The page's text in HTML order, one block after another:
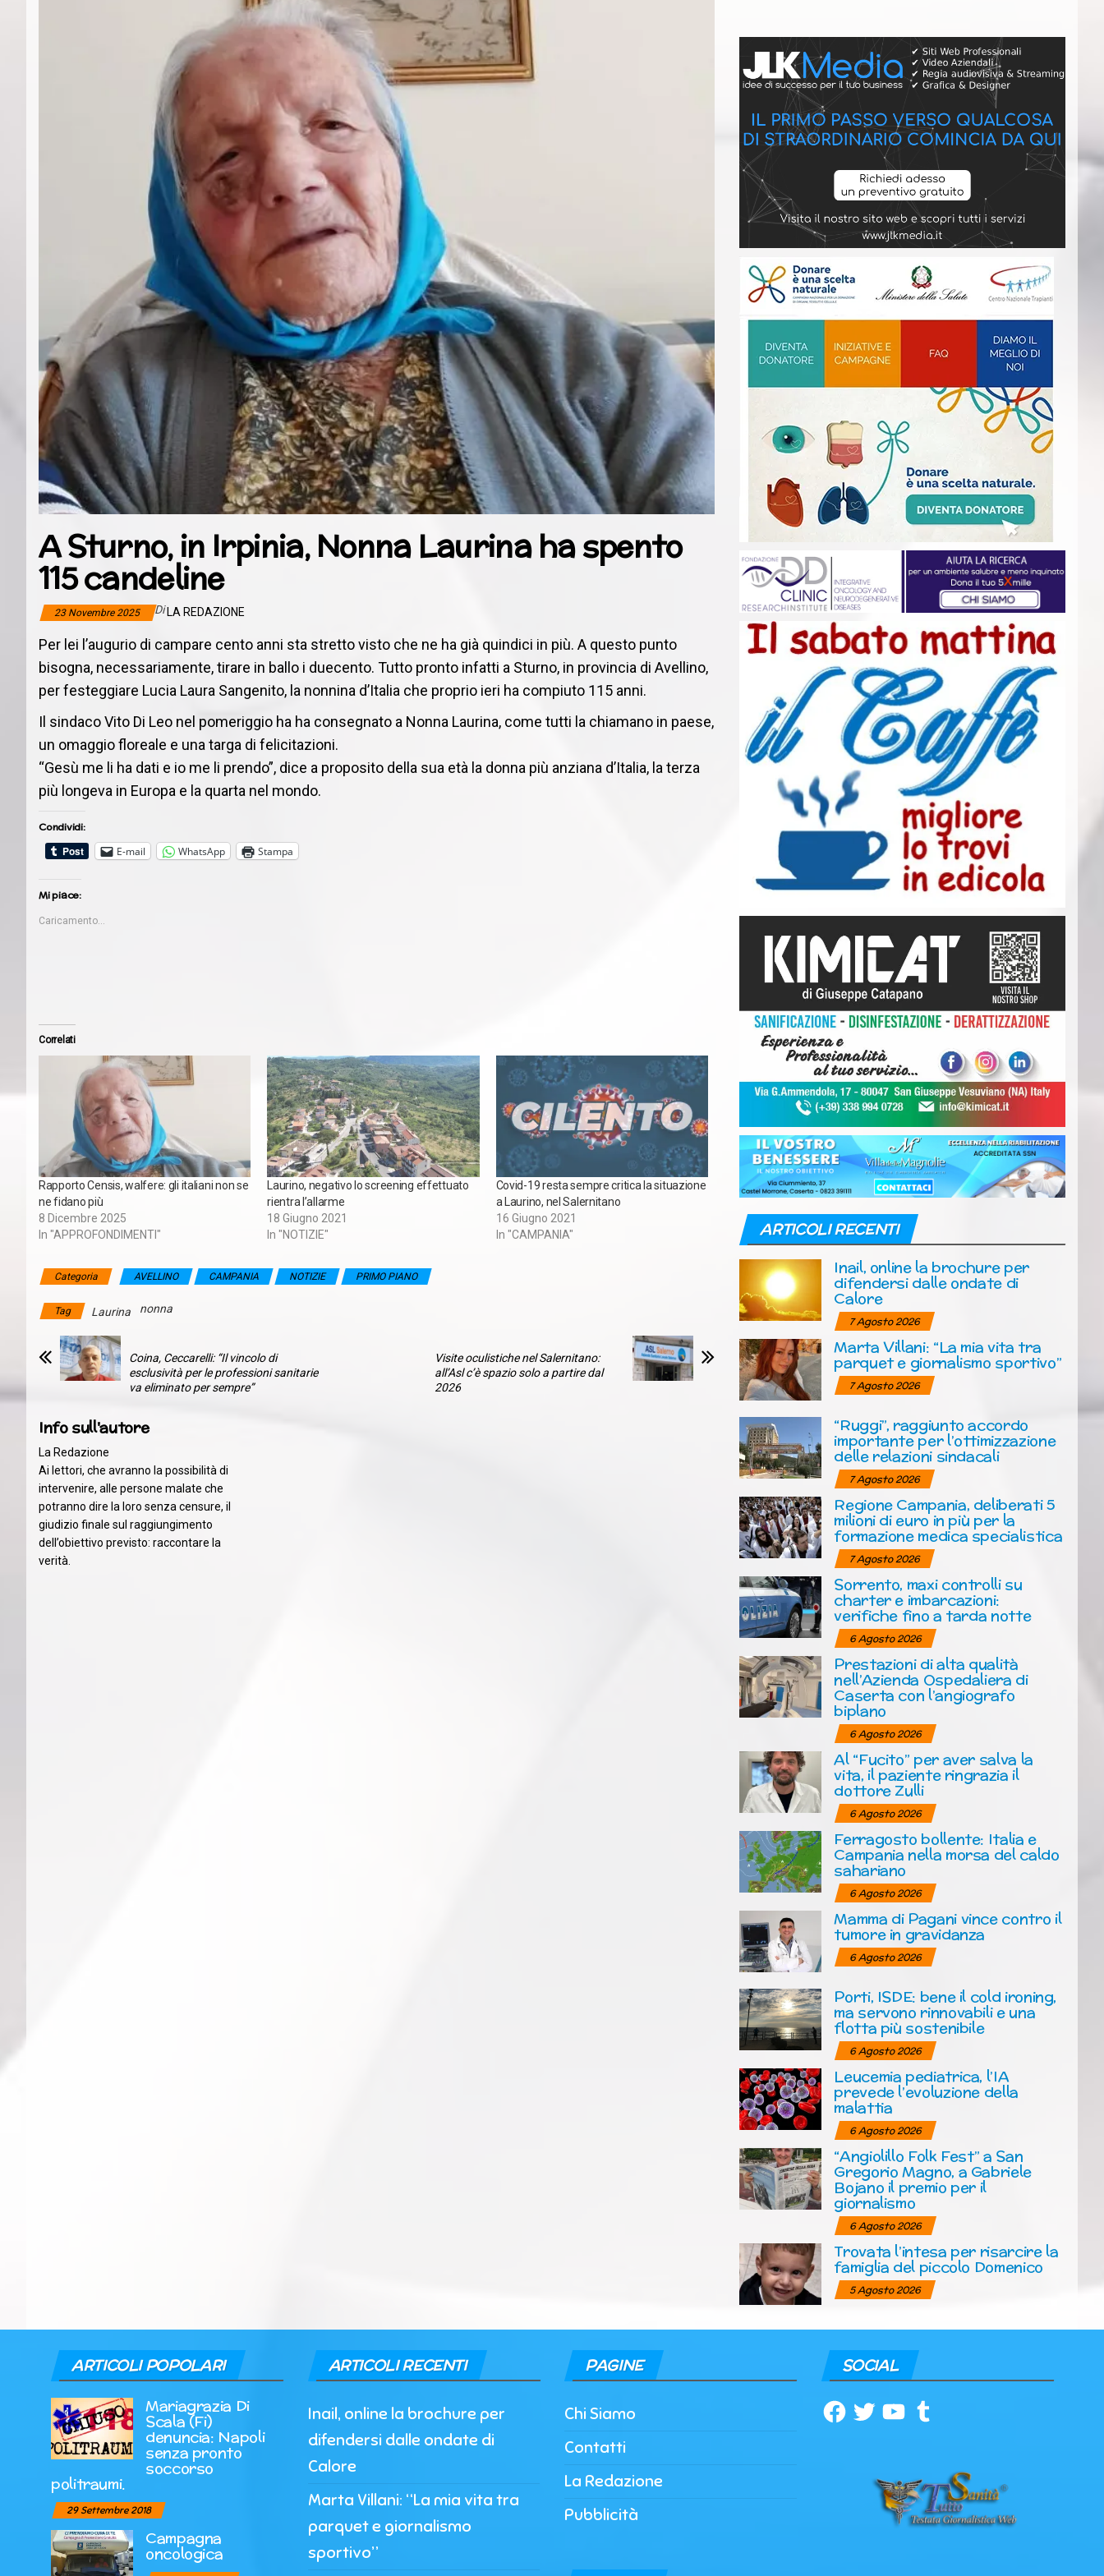
A Sturno, in Irpinia, Nonna Laurina ha spento
115 candeline
23 Novembre 2025 Di LA REDAZIONE
Per lei l’augurio di campare cento anni sta stretto visto che ne ha già quindici in più. A questo punto
bisogna, necessariamente, tirare in ballo i duecento. Tutto pronto infatti a Sturno, in provincia di Avellino,
per festeggiare Lucia Laura Sangenito, la nonnina d’Italia che proprio ieri ha compiuto 115 anni.
Il sindaco Vito Di Leo nel pomeriggio ha ha consegnato a Nonna Laurina, come tutti la chiamano in paese,
un omaggio floreale e una targa di felicitazioni.
“Gesù me li ha dati e io me li prendo”, dice a proposito della sua età la donna più anziana d’Italia, la terza
più longeva in Europa e la quarta nel mondo.
Condividi:
E-mail
WhatsApp Stampa
Mi piace:
Caricamento...
Correlati
Rapporto Censis, walfere: gli italiani non se
ne fidano più
8 Dicembre 2025
In "APPROFONDIMENTI"
Laurino, negativo lo screening effettuato
rientra l’allarme
18 Giugno 2021
In "NOTIZIE"
Covid-19 resta sempre critica la situazione
a Laurino, nel Salernitano
16 Giugno 2021
In "CAMPANIA"
Categoria AVELLINO CAMPANIA NOTIZIE PRIMO PIANO
Tag Laurina nonna
Coina, Ceccarelli: “Il vincolo di
esclusività per le professioni sanitarie
va eliminato per sempre”
Visite oculistiche nel Salernitano:
all’Asl c’è spazio solo a partire dal
2026
Info sull'autore
La Redazione
Ai lettori, che avranno la possibilità di
intervenire, alle persone malate che
potranno dire la loro senza censure, il
giudizio finale sul raggiungimento
dell’obiettivo previsto: raccontare la
verità.
ARTICOLI RECENTI
Inail, online la brochure per
difendersi dalle ondate di
Calore
7 Agosto 2026
Marta Villani: “La mia vita tra
parquet e giornalismo sportivo”
7 Agosto 2026
“Ruggi”, raggiunto accordo
importante per l’ottimizzazione
delle relazioni sindacali
7 Agosto 2026
Regione Campania, deliberati 5
milioni di euro in più per la
formazione medica specialistica
7 Agosto 2026
Sorrento, maxi controlli su
charter e imbarcazioni:
verifiche fino a tarda notte
6 Agosto 2026
Prestazioni di alta qualità
nell’Azienda Ospedaliera di
Caserta con l’angiografo
biplano
6 Agosto 2026
Al “Fucito” per aver salva la
vita, il paziente ringrazia il
dottore Zulli
6 Agosto 2026
Ferragosto bollente: Italia e
Campania nella morsa del caldo
sahariano
6 Agosto 2026
Mamma di Pagani vince contro il
tumore in gravidanza
6 Agosto 2026
Porti, ISDE: bene il cold ironing,
ma servono rinnovabili e una
flotta più sostenibile
6 Agosto 2026
Leucemia pediatrica, l’IA
prevede l’evoluzione della
malattia
6 Agosto 2026
“Angiolillo Folk Fest” a San
Gregorio Magno, a Gabriele
Bojano il premio per il
giornalismo
6 Agosto 2026
Trovata l’intesa per risarcire la
famiglia del piccolo Domenico
5 Agosto 2026
ARTICOLI POPOLARI
Mariagrazia Di
Scala (Fi)
denuncia: Napoli
senza pronto
soccorso
politraumi.
29 Settembre 2018
Campagna
oncologica
ARTICOLI RECENTI
Inail, online la brochure per
difendersi dalle ondate di
Calore
Marta Villani: “La mia vita tra
parquet e giornalismo
sportivo”
PAGINE
Chi Siamo
Contatti
La Redazione
Pubblicità
SOCIAL
Facebook
TwitterYouTubeTumblr